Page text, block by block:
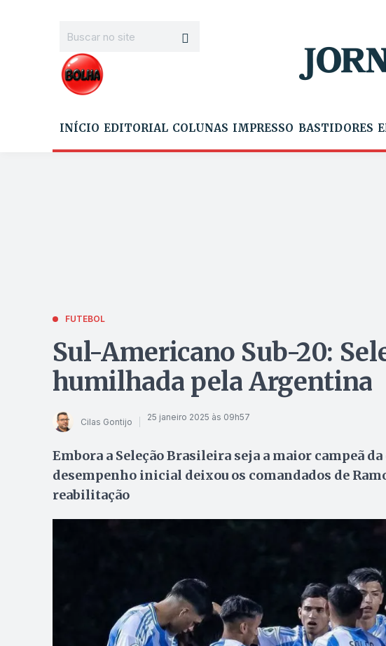
INÍCIO EDITORIAL COLUNAS IMPRESSO BASTIDORES
FUTEBOL
Sul-Americano Sub-20:
humilhada pela Argentina
Cilas Gontijo 25 janeiro 2025 às 09h57
Embora a Seleção Brasileira seja a maior campeã
desempenho inicial deixou os comandados de
reabilitação